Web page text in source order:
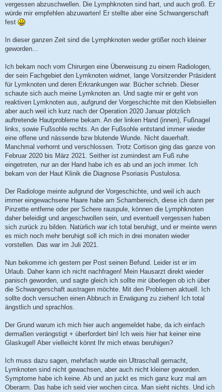
vergessen abzuschwellen. Die Lymphknoten sind hart, und auch groß. Er
würde mir empfehlen abzuwarten! Er stellte aber eine Schwangerschaft
fest
In dieser ganzen Zeit sind die Lymphknoten weder größer noch kleiner
geworden...
Ich bekam noch vom Chirurgen eine Überweisung zu einem Radiologen,
der sein Fachgebiet den Lymknoten widmet, lange Vorsitzender Präsident
für Lymknoten und deren Erkrankungen war. Bücher schrieb. Dieser
schaute sich auch meine Lymknoten an. Und sagte mir er geht von
reaktiven Lymknoten aus, aufgrund der Vorgeschichte mit den Klebsiellen
aber auch weil ich kurz nach der Operation 2020 Januar plötzlich
auftretende Hautprobleme bekam. An der linken Hand (innen), Fußnagel
links, sowie Fußsohle rechts. An der Fußsohle entstand immer wieder
eine offene und nässende bzw blutende Wunde. Nicht dauerhaft.
Manchmal verhornt und verschlossen. Trotz Cortison ging das ganze von
Februar 2020 bis März 2021. Seither ist zumindest am Fuß ruhe
eingetreten, nur an der Hand habe ich es ab und an joch immer. Ich
bekam von der Haut Klinik die Diagnose Psoriasis Pustulosa.
Der Radiologe meinte aufgrund der Vorgeschichte, und weil ich auch
immer eingewachsene Haare habe am Schambereich, diese ich dann per
Pinzette entferne oder per Schere rauspule, können die Lymphknoten
daher beleidigt und angeschwollen sein, und eventuell vergessen haben
sich zurück zu bilden. Natürlich war ich total beruhigt, und er meinte wenn
es mich noch mehr beruhigt soll ich mich in drei monaten wieder
vorstellen. Das war im Juli 2021.
Nun bekomme ich gestern per Post seinen Befund. Leider ist er im
Urlaub. Daher kann ich nicht nachfragen! Mein Hausarzt direkt wieder
panisch geworden, und sagte gleich ich sollte mir überlegen ob ich über
die Schwangerschaft austragen möchte. Mit den Problemen aktuell. Ich
sollte doch versuchen einen Abbruch in Erwägung zu ziehen! Ich total
ängstlich und sprachlos.
Der Grund warum ich mich hier auch angemeldet habe, da ich einfach
dermaßen verängstigt + überfordert bin! Ich weis hier hat keiner eine
Glaskugel! Aber vielleicht könnt Ihr mich etwas beruhigen?
Ich muss dazu sagen, mehrfach wurde ein Ultraschall gemacht,
Lymknoten sind nicht gewachsen, aber auch nicht kleiner geworden.
Symptome habe ich keine. Ab und an juckt es mich ganz kurz mal am
Oberarm. Das habe ich seid vier wochen circa. Man sieht nichts. Und ich